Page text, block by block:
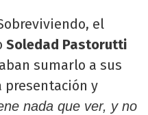
el
Soledad Pastorutti
sumarlo a sus
presentación y
nada que ver, y no